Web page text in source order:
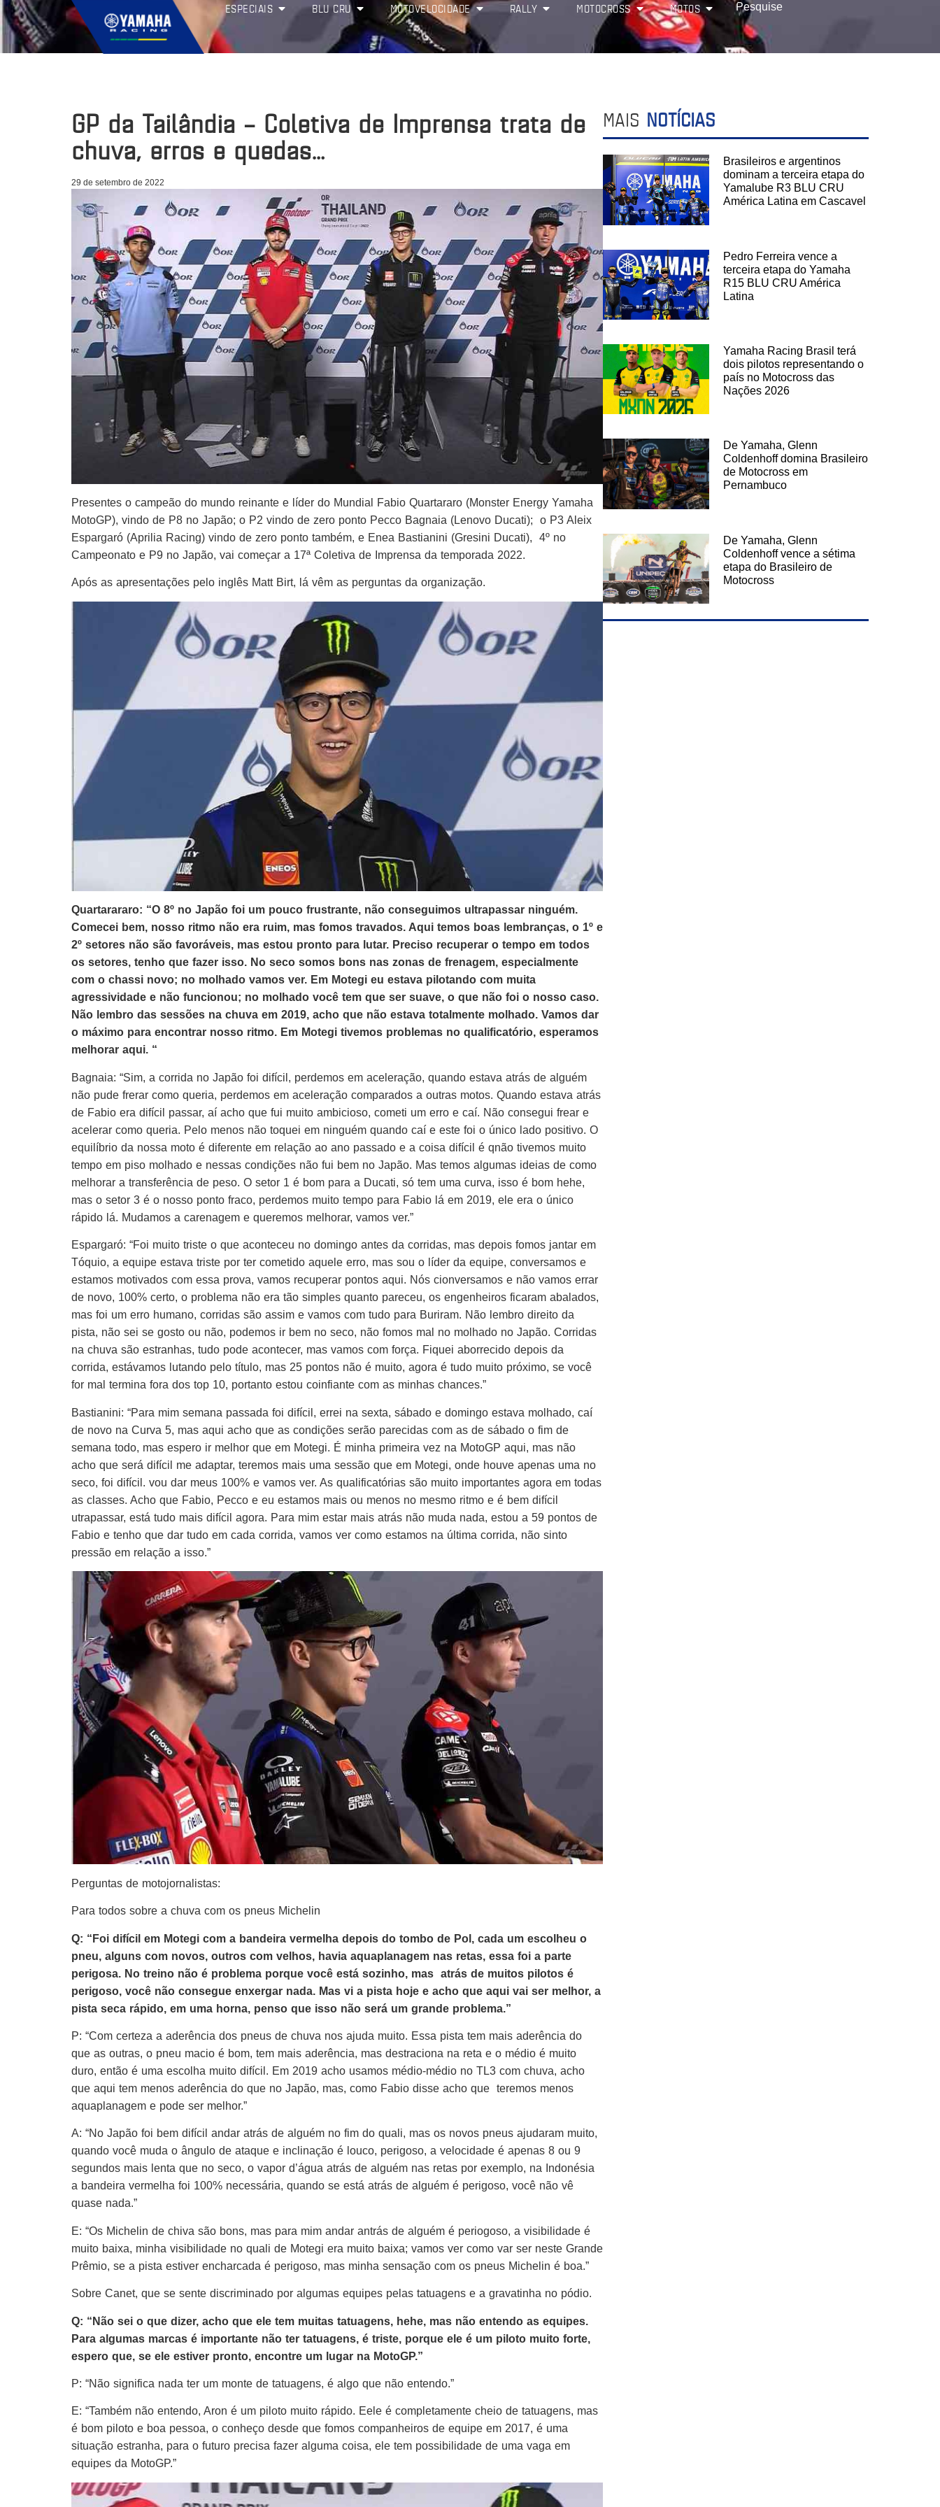
ESPECIAIS BLU CRU MOTOVELOCIDADE RALLY MOTOCROSS MOTOS
GP da Tailândia – Coletiva de Imprensa trata de
chuva, erros e quedas…
29 de setembro de 2022
Presentes o campeão do mundo reinante e líder do Mundial Fabio Quartararo (Monster Energy Yamaha
MotoGP), vindo de P8 no Japão; o P2 vindo de zero ponto Pecco Bagnaia (Lenovo Ducati); o P3 Aleix
Espargaró (Aprilia Racing) vindo de zero ponto também, e Enea Bastianini (Gresini Ducati), 4º no
Campeonato e P9 no Japão, vai começar a 17ª Coletiva de Imprensa da temporada 2022.
Após as apresentações pelo inglês Matt Birt, lá vêm as perguntas da organização.
Quartarararo: “O 8º no Japão foi um pouco frustrante, não conseguimos ultrapassar ninguém.
Comecei bem, nosso ritmo não era ruim, mas fomos travados. Aqui temos boas lembranças, o 1º e
2º setores não são favoráveis, mas estou pronto para lutar. Preciso recuperar o tempo em todos
os setores, tenho que fazer isso. No seco somos bons nas zonas de frenagem, especialmente
com o chassi novo; no molhado vamos ver. Em Motegi eu estava pilotando com muita
agressividade e não funcionou; no molhado você tem que ser suave, o que não foi o nosso caso.
Não lembro das sessões na chuva em 2019, acho que não estava totalmente molhado. Vamos dar
o máximo para encontrar nosso ritmo. Em Motegi tivemos problemas no qualificatório, esperamos
melhorar aqui. “
Bagnaia: “Sim, a corrida no Japão foi difícil, perdemos em aceleração, quando estava atrás de alguém
não pude frerar como queria, perdemos em aceleração comparados a outras motos. Quando estava atrás
de Fabio era difícil passar, aí acho que fui muito ambicioso, cometi um erro e caí. Não consegui frear e
acelerar como queria. Pelo menos não toquei em ninguém quando caí e este foi o único lado positivo. O
equilíbrio da nossa moto é diferente em relação ao ano passado e a coisa difícil é qnão tivemos muito
tempo em piso molhado e nessas condições não fui bem no Japão. Mas temos algumas ideias de como
melhorar a transferência de peso. O setor 1 é bom para a Ducati, só tem uma curva, isso é bom hehe,
mas o setor 3 é o nosso ponto fraco, perdemos muito tempo para Fabio lá em 2019, ele era o único
rápido lá. Mudamos a carenagem e queremos melhorar, vamos ver.”
Espargaró: “Foi muito triste o que aconteceu no domingo antes da corridas, mas depois fomos jantar em
Tóquio, a equipe estava triste por ter cometido aquele erro, mas sou o líder da equipe, conversamos e
estamos motivados com essa prova, vamos recuperar pontos aqui. Nós cionversamos e não vamos errar
de novo, 100% certo, o problema não era tão simples quanto pareceu, os engenheiros ficaram abalados,
mas foi um erro humano, corridas são assim e vamos com tudo para Buriram. Não lembro direito da
pista, não sei se gosto ou não, podemos ir bem no seco, não fomos mal no molhado no Japão. Corridas
na chuva são estranhas, tudo pode acontecer, mas vamos com força. Fiquei aborrecido depois da
corrida, estávamos lutando pelo título, mas 25 pontos não é muito, agora é tudo muito próximo, se você
for mal termina fora dos top 10, portanto estou coinfiante com as minhas chances.”
Bastianini: “Para mim semana passada foi difícil, errei na sexta, sábado e domingo estava molhado, caí
de novo na Curva 5, mas aqui acho que as condições serão parecidas com as de sábado o fim de
semana todo, mas espero ir melhor que em Motegi. É minha primeira vez na MotoGP aqui, mas não
acho que será difícil me adaptar, teremos mais uma sessão que em Motegi, onde houve apenas uma no
seco, foi difícil. vou dar meus 100% e vamos ver. As qualificatórias são muito importantes agora em todas
as classes. Acho que Fabio, Pecco e eu estamos mais ou menos no mesmo ritmo e é bem difícil
utrapassar, está tudo mais difícil agora. Para mim estar mais atrás não muda nada, estou a 59 pontos de
Fabio e tenho que dar tudo em cada corrida, vamos ver como estamos na última corrida, não sinto
pressão em relação a isso.”
Perguntas de motojornalistas:
Para todos sobre a chuva com os pneus Michelin
Q: “Foi difícil em Motegi com a bandeira vermelha depois do tombo de Pol, cada um escolheu o
pneu, alguns com novos, outros com velhos, havia aquaplanagem nas retas, essa foi a parte
perigosa. No treino não é problema porque você está sozinho, mas atrás de muitos pilotos é
perigoso, você não consegue enxergar nada. Mas vi a pista hoje e acho que aqui vai ser melhor, a
pista seca rápido, em uma horna, penso que isso não será um grande problema.”
P: “Com certeza a aderência dos pneus de chuva nos ajuda muito. Essa pista tem mais aderência do
que as outras, o pneu macio é bom, tem mais aderência, mas destraciona na reta e o médio é muito
duro, então é uma escolha muito difícil. Em 2019 acho usamos médio-médio no TL3 com chuva, acho
que aqui tem menos aderência do que no Japão, mas, como Fabio disse acho que teremos menos
aquaplanagem e pode ser melhor.”
A: “No Japão foi bem difícil andar atrás de alguém no fim do quali, mas os novos pneus ajudaram muito,
quando você muda o ângulo de ataque e inclinação é louco, perigoso, a velocidade é apenas 8 ou 9
segundos mais lenta que no seco, o vapor d’água atrás de alguém nas retas por exemplo, na Indonésia
a bandeira vermelha foi 100% necessária, quando se está atrás de alguém é perigoso, você não vê
quase nada.”
E: “Os Michelin de chiva são bons, mas para mim andar antrás de alguém é periogoso, a visibilidade é
muito baixa, minha visibilidade no quali de Motegi era muito baixa; vamos ver como var ser neste Grande
Prêmio, se a pista estiver encharcada é perigoso, mas minha sensação com os pneus Michelin é boa.”
Sobre Canet, que se sente discriminado por algumas equipes pelas tatuagens e a gravatinha no pódio.
Q: “Não sei o que dizer, acho que ele tem muitas tatuagens, hehe, mas não entendo as equipes.
Para algumas marcas é importante não ter tatuagens, é triste, porque ele é um piloto muito forte,
espero que, se ele estiver pronto, encontre um lugar na MotoGP.”
P: “Não significa nada ter um monte de tatuagens, é algo que não entendo.”
E: “Também não entendo, Aron é um piloto muito rápido. Eele é completamente cheio de tatuagens, mas
é bom piloto e boa pessoa, o conheço desde que fomos companheiros de equipe em 2017, é uma
situação estranha, para o futuro precisa fazer alguma coisa, ele tem possibilidade de uma vaga em
equipes da MotoGP.”
MAIS NOTÍCIAS
Brasileiros e argentinos
dominam a terceira etapa do
Yamalube R3 BLU CRU
América Latina em Cascavel
Pedro Ferreira vence a
terceira etapa do Yamaha
R15 BLU CRU América
Latina
Yamaha Racing Brasil terá
dois pilotos representando o
país no Motocross das
Nações 2026
De Yamaha, Glenn
Coldenhoff domina Brasileiro
de Motocross em
Pernambuco
De Yamaha, Glenn
Coldenhoff vence a sétima
etapa do Brasileiro de
Motocross